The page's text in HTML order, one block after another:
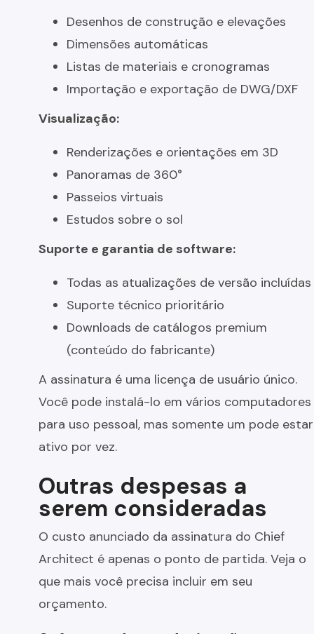
Desenhos de construção e elevações
Dimensões automáticas
Listas de materiais e cronogramas
Importação e exportação de DWG/DXF
Visualização:
Renderizações e orientações em 3D
Panoramas de 360°
Passeios virtuais
Estudos sobre o sol
Suporte e garantia de software:
Todas as atualizações de versão incluídas
Suporte técnico prioritário
Downloads de catálogos premium
(conteúdo do fabricante)
A assinatura é uma licença de usuário único.
Você pode instalá-lo em vários computadores
para uso pessoal, mas somente um pode estar
ativo por vez.
Outras despesas a
serem consideradas
O custo anunciado da assinatura do Chief
Architect é apenas o ponto de partida. Veja o
que mais você precisa incluir em seu
orçamento.